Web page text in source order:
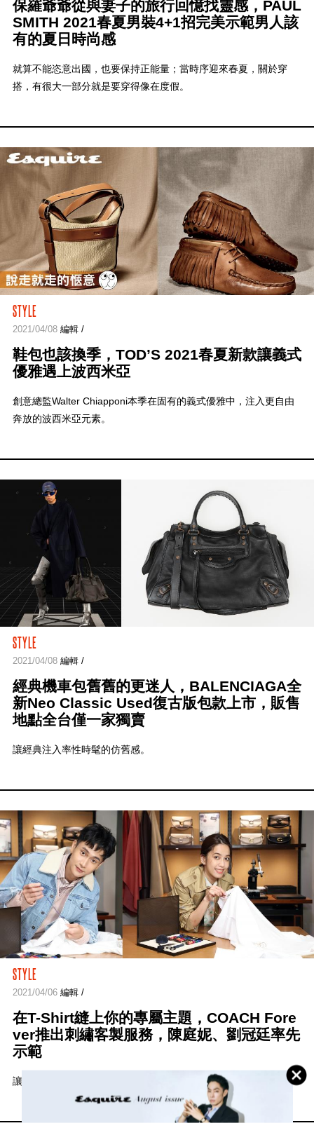
保羅爺爺從與妻子的旅行回憶找靈感，PAUL
SMITH 2021春夏男裝4+1招完美示範男人該
有的夏日時尚感
就算不能恣意出國，也要保持正能量；當時序迎來春夏，關於穿
搭，有很大一部分就是要穿得像在度假。
STYLE
2021/04/08編輯 /
鞋包也該換季，TOD’S 2021春夏新款讓義式
優雅遇上波西米亞
創意總監Walter Chiapponi本季在固有的義式優雅中，注入更自由
奔放的波西米亞元素。
STYLE
2021/04/08編輯 /
經典機車包舊舊的更迷人，BALENCIAGA全
新Neo Classic Used復古版包款上市，販售
地點全台僅一家獨賣
讓經典注入率性時髦的仿舊感。
STYLE
2021/04/06編輯 /
在T-Shirt縫上你的專屬主題，COACH Fore
ver推出刺繡客製服務，陳庭妮、劉冠廷率先
示範
讓簡單的T-Shirt擁有不簡單的個人化風格。